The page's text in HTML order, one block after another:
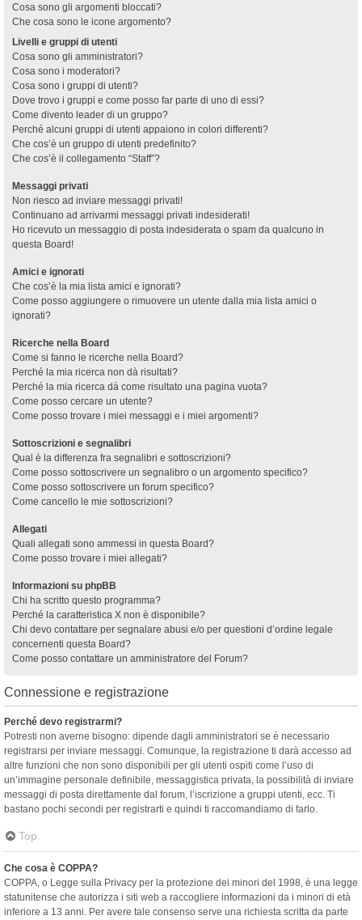
Cosa sono gli argomenti bloccati?
Che cosa sono le icone argomento?
Livelli e gruppi di utenti
Cosa sono gli amministratori?
Cosa sono i moderatori?
Cosa sono i gruppi di utenti?
Dove trovo i gruppi e come posso far parte di uno di essi?
Come divento leader di un gruppo?
Perché alcuni gruppi di utenti appaiono in colori differenti?
Che cos’è un gruppo di utenti predefinito?
Che cos’è il collegamento “Staff”?
Messaggi privati
Non riesco ad inviare messaggi privati!
Continuano ad arrivarmi messaggi privati indesiderati!
Ho ricevuto un messaggio di posta indesiderata o spam da qualcuno in
questa Board!
Amici e ignorati
Che cos’è la mia lista amici e ignorati?
Come posso aggiungere o rimuovere un utente dalla mia lista amici o
ignorati?
Ricerche nella Board
Come si fanno le ricerche nella Board?
Perché la mia ricerca non dà risultati?
Perché la mia ricerca dà come risultato una pagina vuota?
Come posso cercare un utente?
Come posso trovare i miei messaggi e i miei argomenti?
Sottoscrizioni e segnalibri
Qual è la differenza fra segnalibri e sottoscrizioni?
Come posso sottoscrivere un segnalibro o un argomento specifico?
Come posso sottoscrivere un forum specifico?
Come cancello le mie sottoscrizioni?
Allegati
Quali allegati sono ammessi in questa Board?
Come posso trovare i miei allegati?
Informazioni su phpBB
Chi ha scritto questo programma?
Perché la caratteristica X non è disponibile?
Chi devo contattare per segnalare abusi e/o per questioni d’ordine legale
concernenti questa Board?
Come posso contattare un amministratore del Forum?
Connessione e registrazione
Perché devo registrarmi?
Potresti non averne bisogno: dipende dagli amministratori se è necessario
registrarsi per inviare messaggi. Comunque, la registrazione ti darà accesso ad
altre funzioni che non sono disponibili per gli utenti ospiti come l’uso di
un’immagine personale definibile, messaggistica privata, la possibilità di inviare
messaggi di posta direttamente dal forum, l’iscrizione a gruppi utenti, ecc. Ti
bastano pochi secondi per registrarti e quindi ti raccomandiamo di farlo.
Top
Che cosa è COPPA?
COPPA, o Legge sulla Privacy per la protezione dei minori del 1998, è una legge
statunitense che autorizza i siti web a raccogliere informazioni da i minori di età
inferiore a 13 anni. Per avere tale consenso serve una richiesta scritta da parte